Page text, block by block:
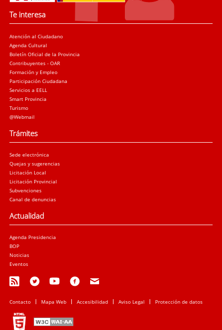
Te interesa
Atención al Ciudadano
Agenda Cultural
Boletín Oficial de la Provincia
Contribuyentes - OAR
Formación y Empleo
Participación Ciudadana
Servicios a EELL
Smart Provincia
Turismo
@Webmail
Trámites
Sede electrónica
Quejas y sugerencias
Licitación Local
Licitación Provincial
Subvenciones
Canal de denuncias
Actualidad
Agenda Presidencia
BOP
Noticias
Eventos
Contacto Mapa Web Accesibilidad Aviso Legal Protección de datos